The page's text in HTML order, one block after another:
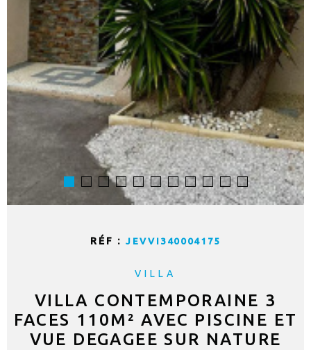
RÉF : JEVVI340004175
VILLA
VILLA CONTEMPORAINE 3
FACES 110M² AVEC PISCINE ET
VUE DEGAGEE SUR NATURE